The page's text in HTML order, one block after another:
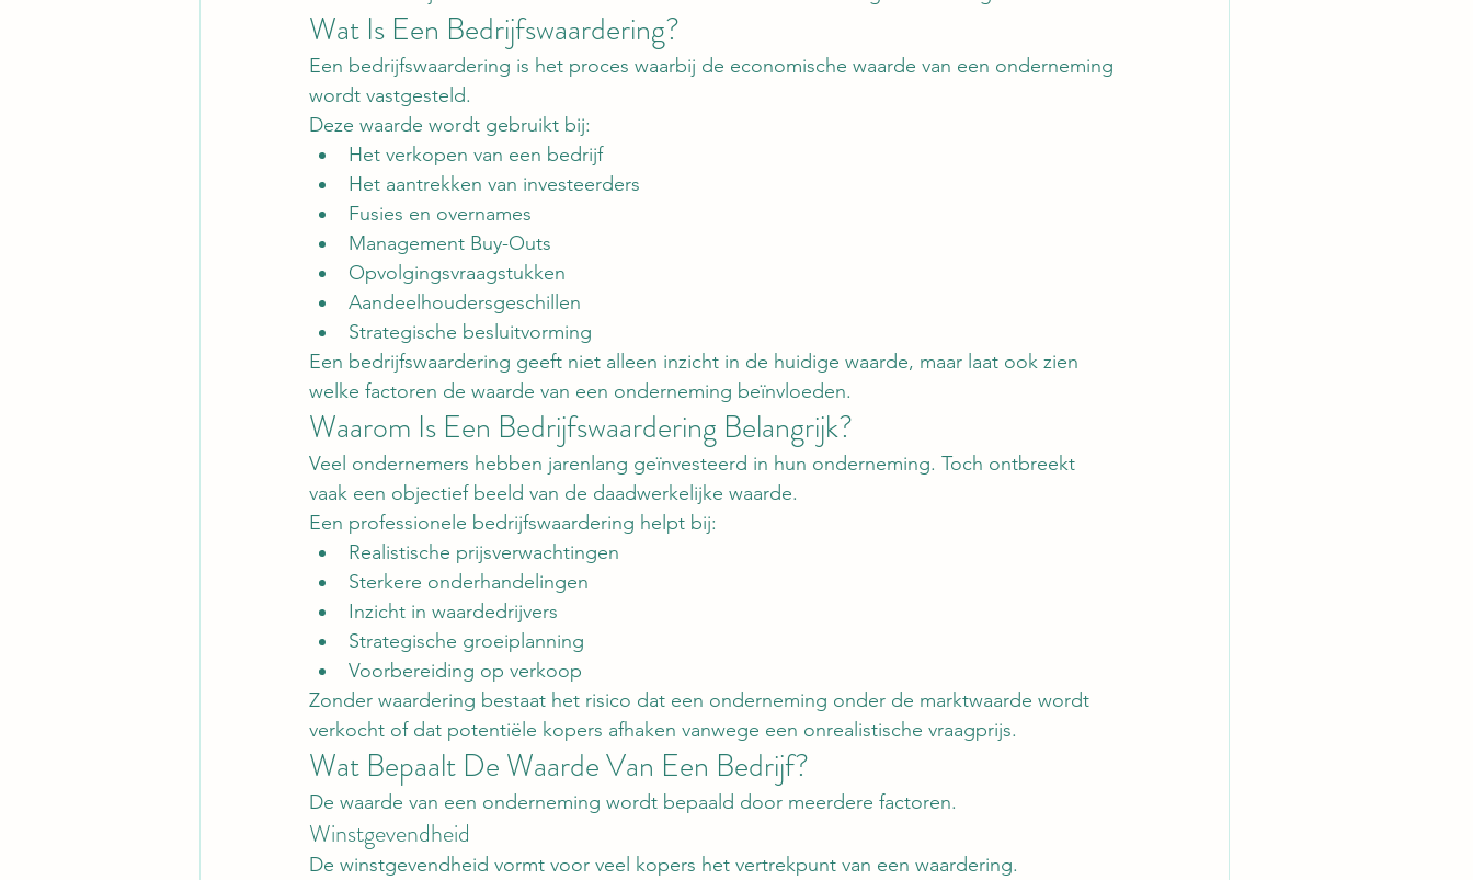
Wat Is Een Bedrijfswaardering?
Een bedrijfswaardering is het proces waarbij de economische waarde van een onderneming
wordt vastgesteld.
Deze waarde wordt gebruikt bij:
Het verkopen van een bedrijf
Het aantrekken van investeerders
Fusies en overnames
Management Buy-Outs
Opvolgingsvraagstukken
Aandeelhoudersgeschillen
Strategische besluitvorming
Een bedrijfswaardering geeft niet alleen inzicht in de huidige waarde, maar laat ook zien
welke factoren de waarde van een onderneming beïnvloeden.
Waarom Is Een Bedrijfswaardering Belangrijk?
Veel ondernemers hebben jarenlang geïnvesteerd in hun onderneming. Toch ontbreekt
vaak een objectief beeld van de daadwerkelijke waarde.
Een professionele bedrijfswaardering helpt bij:
Realistische prijsverwachtingen
Sterkere onderhandelingen
Inzicht in waardedrijvers
Strategische groeiplanning
Voorbereiding op verkoop
Zonder waardering bestaat het risico dat een onderneming onder de marktwaarde wordt
verkocht of dat potentiële kopers afhaken vanwege een onrealistische vraagprijs.
Wat Bepaalt De Waarde Van Een Bedrijf?
De waarde van een onderneming wordt bepaald door meerdere factoren.
Winstgevendheid
De winstgevendheid vormt voor veel kopers het vertrekpunt van een waardering.